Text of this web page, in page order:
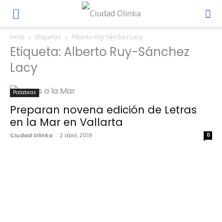
Inicio Etiquetas Alberto Ruy-Sánchez Lacy
Etiqueta: Alberto Ruy-Sánchez
Lacy
Palabras
Preparan novena edición de Letras
en la Mar en Vallarta
Ciudad Olinka - 2 abril, 2019 0